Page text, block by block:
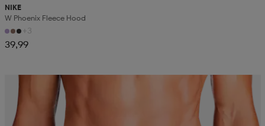
NIKE
W Phoenix Fleece Hood
+3
39,99